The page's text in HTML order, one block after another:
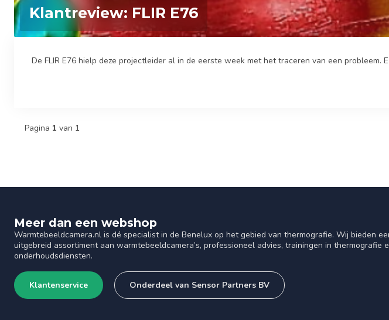
Klantreview: FLIR E76
De FLIR E76 hielp deze projectleider al in de eerste week met het traceren van een probleem.
Pagina 1 van 1
Meer dan een webshop
Warmtebeeldcamera.nl is dé specialist in de Benelux op het gebied van thermografie. Wij bieden
uitgebreid assortiment aan warmtebeeldcamera’s, professioneel advies, trainingen in thermografie
onderhoudsdiensten.
Klantenservice Onderdeel van Sensor Partners BV